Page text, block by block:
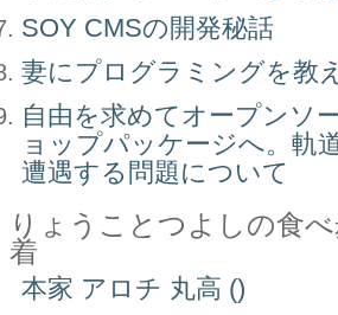
SOY CMSの開発秘話
妻にプログラミングを教
自由を求めてオープンソ
ョップパッケージへ。軌
遭遇する問題について
りょうことつよしの食
着
本家 アロチ 丸高 ()